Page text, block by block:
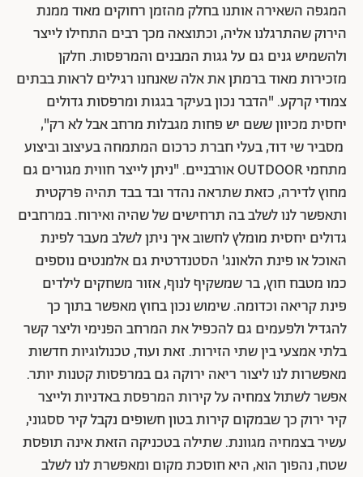
המגפה השאירה אותנו בחלק מהזמן רחוקים מאוד ממנת
הירוק שהתרגלנו אליה, וכתוצאה מכך רבים התחילו לייצר
ולהשמיש גנים גם על גגות המבנים והמרפסות. חלקן
מזכירות מאוד ברמתן את אלה שאנחנו רגילים לראות בבתים
צמודי קרקע. "הדבר נכון בעיקר בגגות ומרפסות גדולים
יחסית מכיוון ששם יש פחות מגבלות מרחב אבל לא רק",
מסביר שי דוד, בעלי חברת כרכום המתמחה בעיצוב וביצוע
מתחמי OUTDOOR אורבניים. "ניתן לייצר חווית מגורים גם
מחוץ לדירה, כזאת שתראה נהדר ובד בבד תהיה פרקטית
ותאפשר לנו לשלב בה תרחישים של שהיה ואירוח. במרחבים
גדולים יחסית מומלץ לחשוב איך ניתן לשלב מעבר לפינת
האוכל או פינת הלאונג' הסטנדרטית גם אלמנטים נוספים
כמו מטבח חוץ, בר שמשקיף לנוף, אזור משחקים לילדים
פינת קריאה וכדומה. שימוש נכון בחוץ מאפשר בתוך כך
להגדיל ולפעמים גם להכפיל את המרחב הפנימי וליצר קשר
בלתי אמצעי בין שתי הזירות. זאת ועוד, טכנולוגיות חדשות
מאפשרות לנו ליצור ריאה ירוקה גם במרפסות קטנות יותר.
אפשר לשתול צמחיה על קירות המרפסת באדניות ולייצר
קיר ירוק כך שבמקום קירות בטון חשופים נקבל קיר ססגוני,
עשיר בצמחיה מגוונת. שתילה בטכניקה הזאת אינה תופסת
שטח, נהפוך הוא, היא חוסכת מקום ומאפשרת לנו לשלב